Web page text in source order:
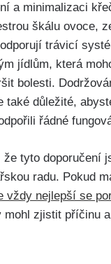
‍a minimalizaci
škálu ovoce,
trávicí
jídlům, která
bolesti.
také důležité,
⁣řádné
že tyto doporučení
radu.⁤ Pokud‌
vždy nejlepší se
mohl zjistit příčinu